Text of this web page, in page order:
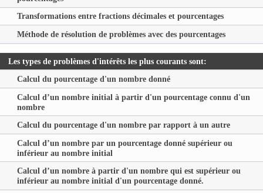
Transformations entre fractions décimales et pourcentages
Méthode de résolution de problèmes avec des pourcentages
Les types de problèmes d'intérêts les plus courants sont:
Calcul du pourcentage d'un nombre donné
Calcul d’un nombre initial à partir d'un pourcentage connu d'un
nombre
Calcul du pourcentage d'un nombre par rapport à un autre
Calcul d’un nombre par un pourcentage donné supérieur ou
inférieur au nombre initial
Calcul d’un nombre à partir d'un nombre qui est supérieur ou
inférieur au nombre initial d'un pourcentage donné.